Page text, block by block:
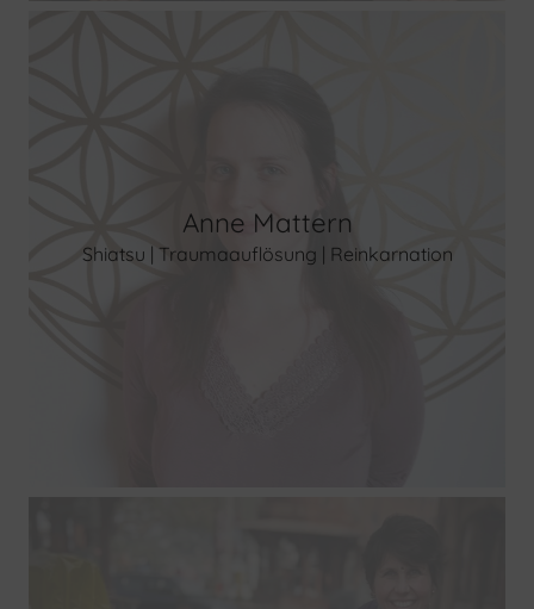
Anne Mattern
Shiatsu | Traumaauflösung | Reinkarnation